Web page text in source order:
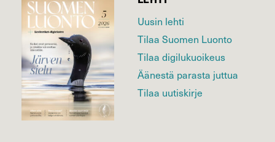
Uusin lehti
Tilaa Suomen Luonto
Tilaa digilukuoikeus
Äänestä parasta juttua
Tilaa uutiskirje